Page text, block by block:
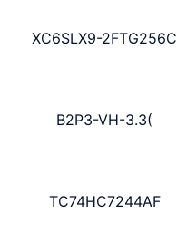
XC6SLX9-2FTG256C
B2P3-VH-3.3(
TC74HC7244AF